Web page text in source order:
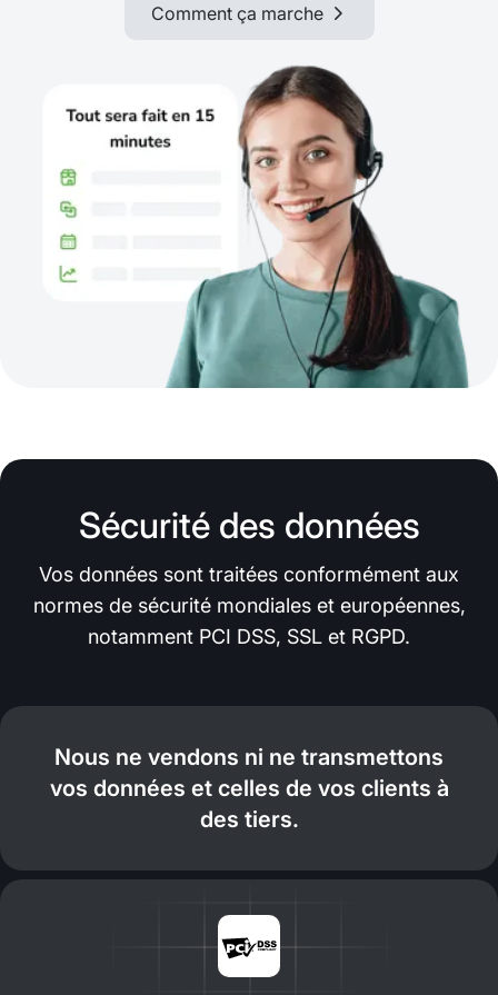
Comment ça marche
Sécurité des données
Vos données sont traitées conformément aux
normes de sécurité mondiales et européennes,
notamment PCI DSS, SSL et RGPD.
Nous ne vendons ni ne transmettons
vos données et celles de vos clients à
des tiers.